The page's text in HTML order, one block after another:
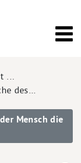
...
des…
Mensch die